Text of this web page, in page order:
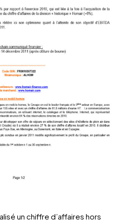
un chiffre d’affaires hors